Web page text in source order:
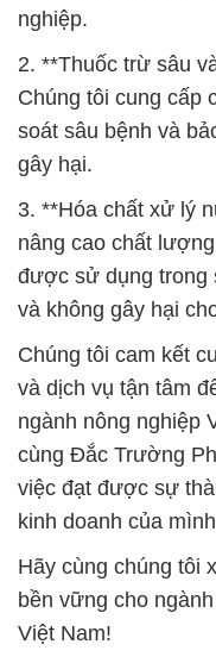
nghiệp.
2. **Thuốc trừ sâu
Chúng tôi cung cấp
soát sâu bệnh và
gây hại.
3. **Hóa chất xử lý
nâng cao chất
được sử dụng trong
và không gây hại
Chúng tôi cam kết
và dịch vụ tận tâm
ngành nông nghiệp
cùng Đắc Trường
việc đạt được sự
kinh doanh của
Hãy cùng chúng tôi
bền vững cho
Việt Nam!